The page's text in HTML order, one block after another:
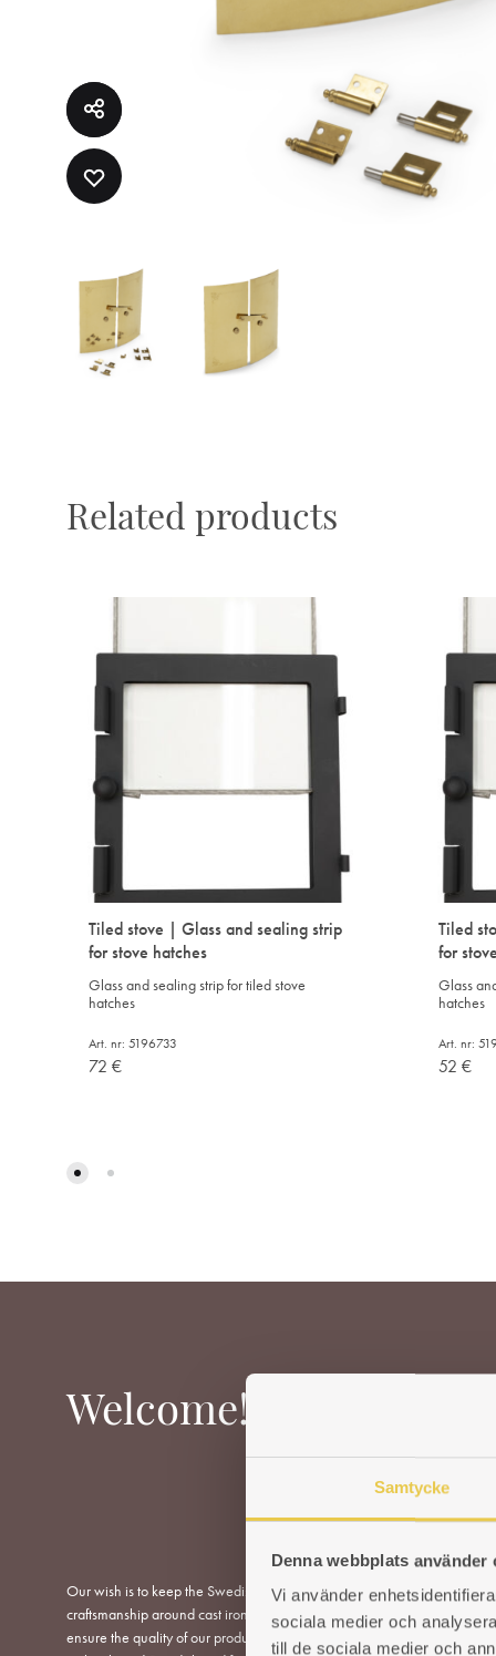
Samtycke
Denna webbplats använder
Vi använder
sociala medier och
till de sociala medier och
ADD
WISHLIST
Related products
Tiled stove | Glass and sealing strip
for stove hatches
Glass and sealing strip for tiled stove
hatches
Art. nr: 5196733
72 €
Tiled
for
Glass
hatches
Art. nr:
52 €
Welcome!
Our wish is to keep the Swedish tradition and
craftsmanship around cast iron stoves alive. To
ensure the quality of our products, we work
WOOD-